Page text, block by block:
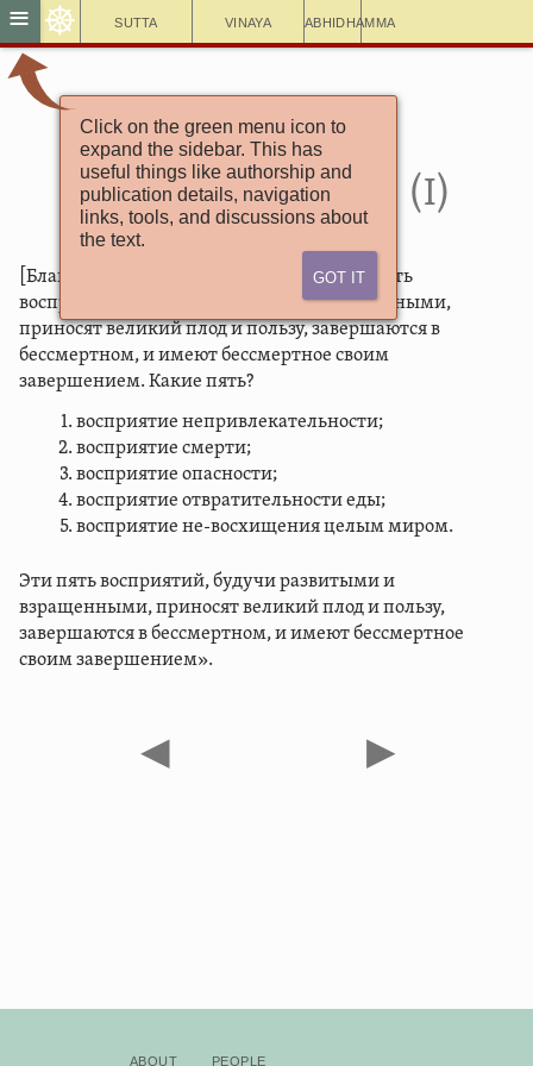
Sutta Vinaya Abhidhamma
≡ ☸
Click on the green menu icon to
expand the sidebar. This has
useful things like authorship and
publication details, navigation
links, tools, and discussions about
the text.
Got It
Ангуттара Никая
Патхама саннья сутта
5.61. Восприятия (I)
[Благословенный сказал]: «Монахи, эти пять
восприятий, будучи развитыми и взращенными,
приносят великий плод и пользу, завершаются в
бессмертном, и имеют бессмертное своим
завершением. Какие пять?
восприятие непривлекательности;
восприятие смерти;
восприятие опасности;
восприятие отвратительности еды;
восприятие не-восхищения целым миром.
Эти пять восприятий, будучи развитыми и
взращенными, приносят великий плод и пользу,
завершаются в бессмертном, и имеют бессмертное
своим завершением».
◀ ▶
About People